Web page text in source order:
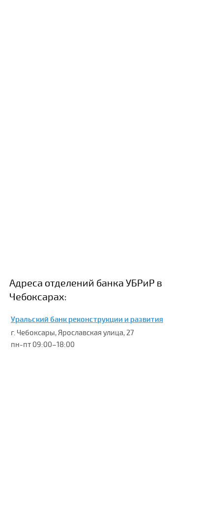
Адреса отделений банка УБРиР в
Чебоксарах:
Уральский банк реконструкции и развития
г. Чебоксары, Ярославская улица, 27
пн-пт 09:00–18:00